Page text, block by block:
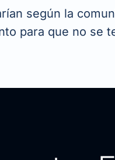
según la
para que no se